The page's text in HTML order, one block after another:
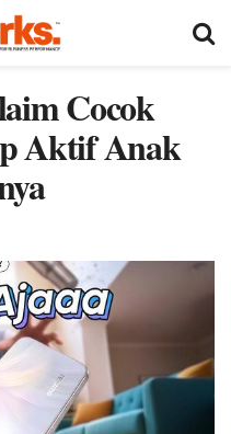
Cocok
Aktif Anak